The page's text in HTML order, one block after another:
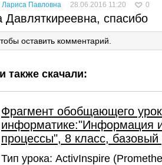
Лариса Павловна 28.06.2016 11:20 0
Давляткиреевна, спасибо
оставить комментарий.
также скачали:
Фрагмент обобщающего
информатике:"Информация
процессы", 8 класс, базовый
Тип урока: ActivInspire